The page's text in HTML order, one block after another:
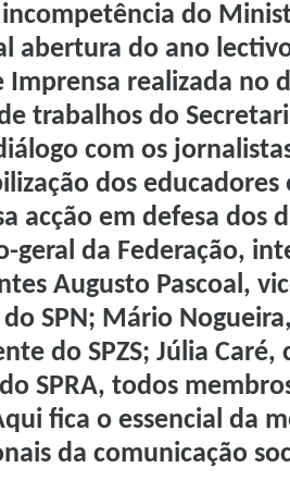
do
abertura do ano
Imprensa realizada no
trabalhos do
com os
dos educadores
acção em defesa dos
da Federação,
Augusto Pascoal,
SPN; Mário
do SPZS; Júlia
SPRA, todos
fica o essencial da
da comunicação